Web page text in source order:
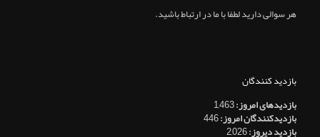
هر سوالی دارید لطفا با ما در ارتباط باشید.
بازدید کنندگان
بازدیدهای امروز:1,463
بازدیدکنندگان امروز:446
بازدید دیروز:2,026